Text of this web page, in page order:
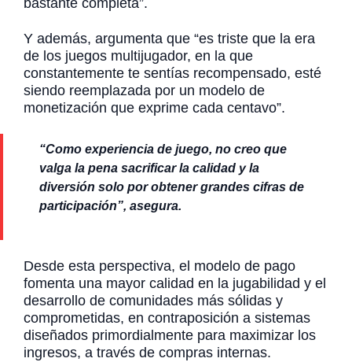
bastante completa”.
Y además, argumenta que “es triste que la era
de los juegos multijugador, en la que
constantemente te sentías recompensado, esté
siendo reemplazada por un modelo de
monetización que exprime cada centavo”.
“Como experiencia de juego, no creo que
valga la pena sacrificar la calidad y la
diversión solo por obtener grandes cifras de
participación”, asegura.
Desde esta perspectiva, el modelo de pago
fomenta una mayor calidad en la jugabilidad y el
desarrollo de comunidades más sólidas y
comprometidas, en contraposición a sistemas
diseñados primordialmente para maximizar los
ingresos, a través de compras internas.